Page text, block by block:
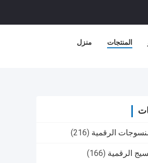
منزل المنتجات
الرقمية (216)
الرقمية (166)